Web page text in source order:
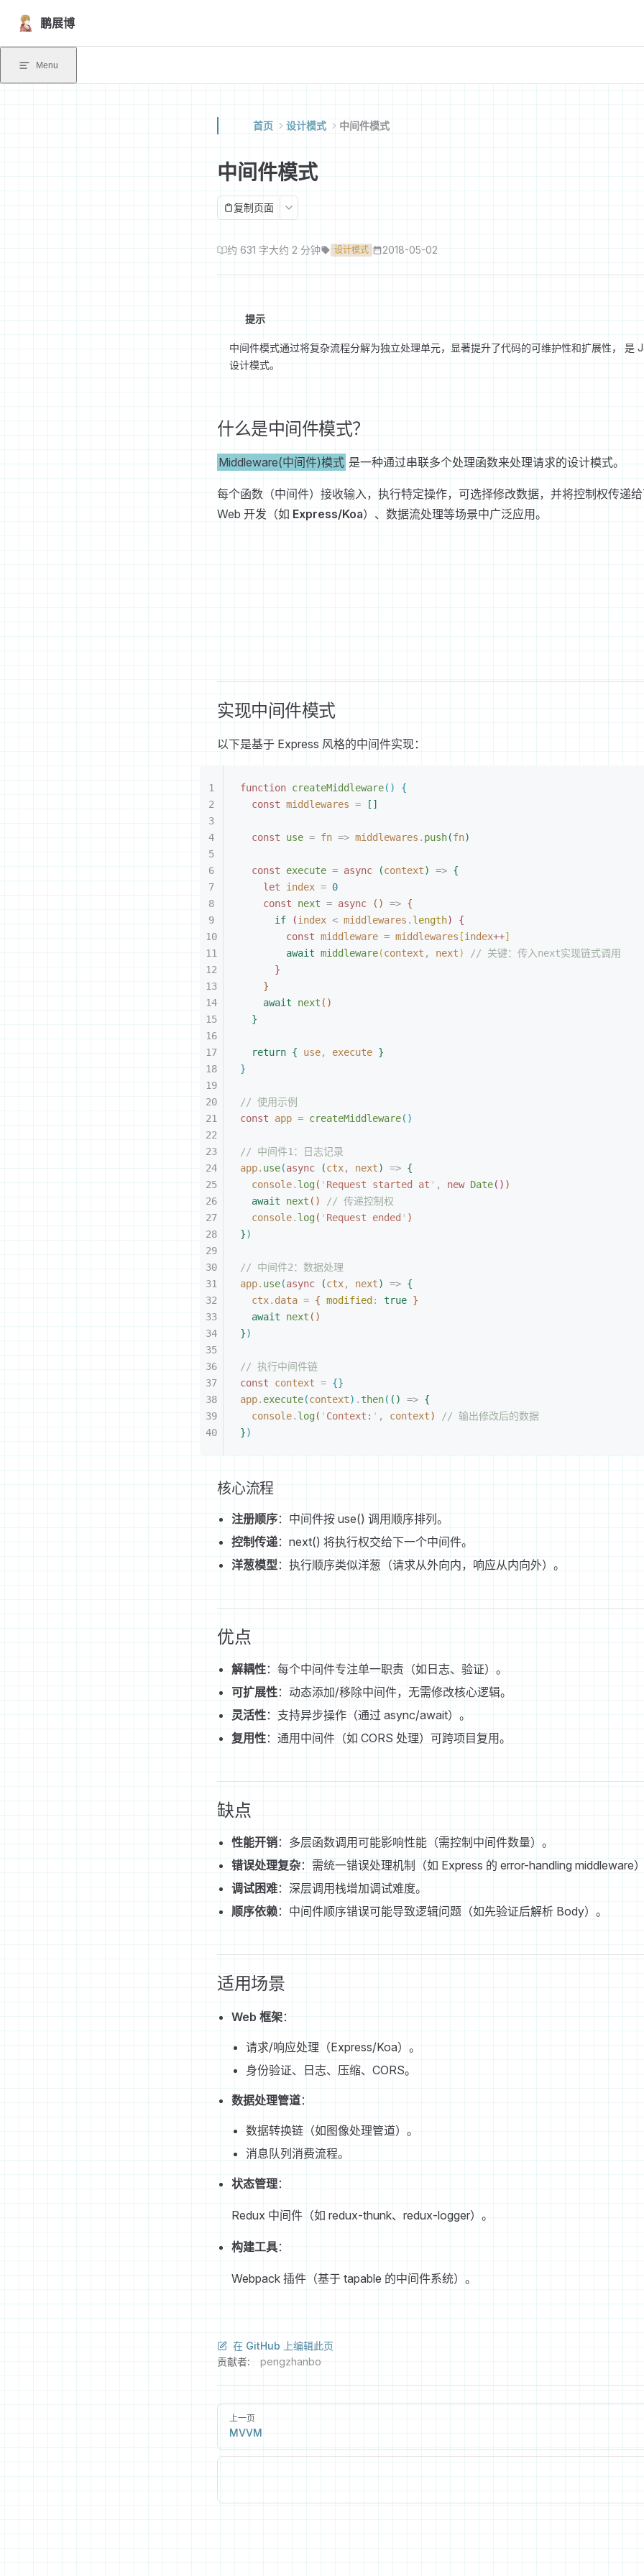
Skip to content
鹏展博
Menu
首页 设计模式 中间件模式
中间件模式
复制页面
约 631 字大约 2 分钟 设计模式 2018-05-02
提示
中间件模式通过将复杂流程分解为独立处理单元，显著提升了代码的可维护性和扩展性， 是
设计模式。
什么是中间件模式？
Middleware(中间件)模式 是一种通过串联多个处理函数来处理请求的设计模式。
每个函数（中间件）接收输入，执行特定操作，可选择修改数据，并将控制权传递
Web 开发（如 Express/Koa）、数据流处理等场景中广泛应用。
实现中间件模式
以下是基于 Express 风格的中间件实现：
function createMiddleware( )
{
const middlewares = [ ]
const use = fn => middlewares . push(fn)
const execute = async (context) => {
let index = 0
const next = async ( ) => {
if
(index < middlewares . length)
{
const middleware = middlewares [index++]
await middleware(context , next)
// 关键：传入next实现链式调用
}
}
await next ( )
}
return { use, execute }
}
// 使用示例
const app = createMiddleware( )
// 中间件1：日志记录
app. use(async (ctx, next) => {
console. log( ' Request started at ' , new Date( ) )
await next ( )
// 传递控制权
console. log( ' Request ended ' )
})
// 中间件2：数据处理
app. use(async (ctx, next) => {
ctx. data = { modified : true }
await next ( )
})
// 执行中间件链
const context = {}
app. execute(context) . then( ( ) => {
console. log( ' Context: ' , context)
// 输出修改后的数据
})
核心流程
注册顺序：中间件按 use() 调用顺序排列。
控制传递：next() 将执行权交给下一个中间件。
洋葱模型：执行顺序类似洋葱（请求从外向内，响应从内向外）。
优点
解耦性：每个中间件专注单一职责（如日志、验证）。
可扩展性：动态添加/移除中间件，无需修改核心逻辑。
灵活性：支持异步操作（通过 async/await）。
复用性：通用中间件（如 CORS 处理）可跨项目复用。
缺点
性能开销：多层函数调用可能影响性能（需控制中间件数量）。
错误处理复杂：需统一错误处理机制（如 Express 的 error-handling middleware
调试困难：深层调用栈增加调试难度。
顺序依赖：中间件顺序错误可能导致逻辑问题（如先验证后解析 Body）。
适用场景
Web 框架：
请求/响应处理（Express/Koa）。
身份验证、日志、压缩、CORS。
数据处理管道：
数据转换链（如图像处理管道）。
消息队列消费流程。
状态管理：
Redux 中间件（如 redux-thunk、redux-logger）。
构建工具：
Webpack 插件（基于 tapable 的中间件系统）。
在 GitHub 上编辑此页
贡献者:
pengzhanbo
上一页
MVVM